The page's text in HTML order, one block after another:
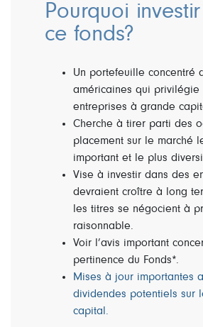
Pourquoi
ce fonds?
Un portefeuille concentré
américaines qui privilégie
entreprises à grande
Cherche à tirer parti des
placement sur le marché
important et le plus
Vise à investir dans des
devraient croître à long
les titres se négocient à
raisonnable.
Voir l’avis important
pertinence du Fonds*.
Mises à jour importantes
dividendes potentiels sur
capital.